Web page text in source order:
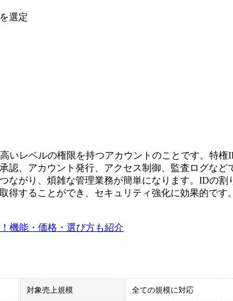
選定
いレベルの権限を持つアカウントのことです。特権
認、アカウント発行、アクセス制御、監査ログなど
ながり、煩雑な管理業務が簡単になります。IDの割
得することができ、セキュリティ強化に効果的です。
機能・価格・選び方も紹介
対象売上規模 全ての規模に対応